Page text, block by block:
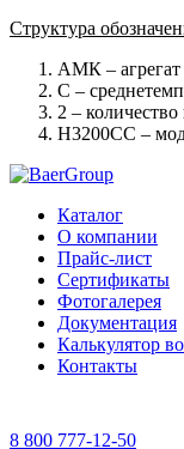
Структура
AМК –
С –
2 –
H3200CC –
Каталог
О компании
Прайс-лист
Сертификаты
Фотогалерея
Документация
Калькулятор
Контакты
8 800 777-12-50